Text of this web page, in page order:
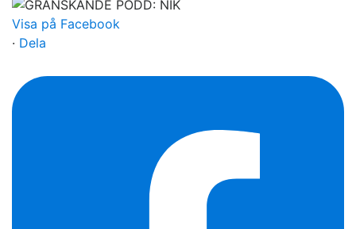
Visa på Facebook
· Dela